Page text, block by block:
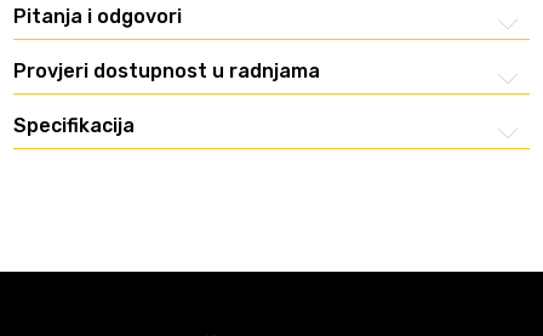
Pitanja i odgovori
Provjeri dostupnost u radnjama
Specifikacija